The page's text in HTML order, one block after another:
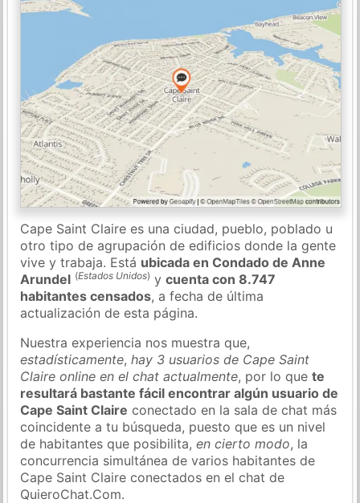
Cape Saint Claire es una ciudad, pueblo, poblado u
otro tipo de agrupación de edificios donde la gente
vive y trabaja. Está ubicada en Condado de Anne
Arundel (Estados Unidos) ycuenta con 8.747
habitantes censados, a fecha de última
actualización de esta página.
Nuestra experiencia nos muestra que,
estadísticamente,hay 3 usuarios de Cape Saint
Claire online en el chat actualmente, por lo quete
resultará bastante fácil encontrar algún usuario de
Cape Saint Claire conectado en la sala de chat más
coincidente a tu búsqueda, puesto que es un nivel
de habitantes que posibilita,en cierto modo, la
concurrencia simultánea de varios habitantes de
Cape Saint Claire conectados en el chat de
QuieroChat.Com.